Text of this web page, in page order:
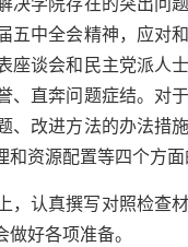
中全会精神，应对
谈会和民主党派人
直奔问题症结。对
改进方法的办法措
资源配置等四个方面
认真撰写对照检查
好各项准备。